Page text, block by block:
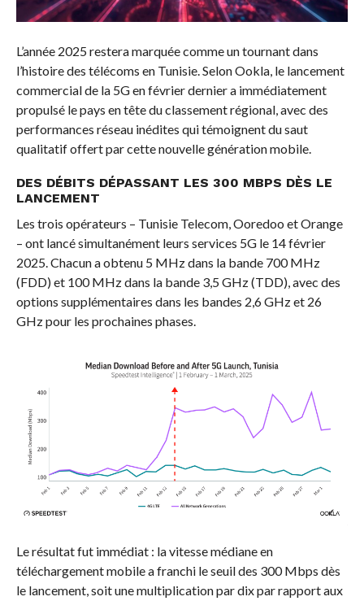
L’année 2025 restera marquée comme un tournant dans
l’histoire des télécoms en Tunisie. Selon Ookla, le lancement
commercial de la 5G en février dernier a immédiatement
propulsé le pays en tête du classement régional, avec des
performances réseau inédites qui témoignent du saut
qualitatif offert par cette nouvelle génération mobile.
DES DÉBITS DÉPASSANT LES 300 MBPS DÈS LE
LANCEMENT
Les trois opérateurs – Tunisie Telecom, Ooredoo et Orange
– ont lancé simultanément leurs services 5G le 14 février
2025. Chacun a obtenu 5 MHz dans la bande 700 MHz
(FDD) et 100 MHz dans la bande 3,5 GHz (TDD), avec des
options supplémentaires dans les bandes 2,6 GHz et 26
GHz pour les prochaines phases.
Le résultat fut immédiat : la vitesse médiane en
téléchargement mobile a franchi le seuil des 300 Mbps dès
le lancement, soit une multiplication par dix par rapport aux